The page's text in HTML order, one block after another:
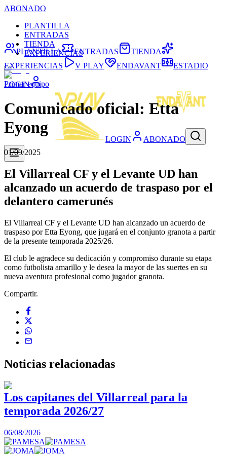
ABONADO
PLANTILLA
ENTRADAS
TIENDA
EXPERIENCIAS
LOGIN
LOGIN ABONADO
PLANTILLA ENTRADAS
TIENDA
EXPERIENCIAS
V PLAY ENDAVANT ESTADIO
Primer equipo
Comunicado oficial: Etta
Eyong
01/09/2025
El Villarreal CF y el Levante UD han
alcanzado un acuerdo de traspaso por el
delantero camerunés
El Villarreal CF y el Levante UD han alcanzado un acuerdo de
traspaso por Etta Eyong, que jugará en el conjunto granota a partir
de la presente temporada 2025/26.
El club le agradece su dedicación y compromiso durante su etapa
como futbolista amarillo y le desea la mayor de las suertes en su
nueva aventura profesional como jugador granota.
Compartir.
Noticias relacionadas
Los capitanes del Villarreal para la
temporada 2026/27
06/08/2026